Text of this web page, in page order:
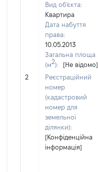
2
Вид об'єкта:
Квартира
Дата набуття
права:
10.05.2013
Загальна площа
(м2):
[Не відомо]
Реєстраційний
номер
(кадастровий
номер для
земельної
ділянки):
[Конфіденційна
інформація]